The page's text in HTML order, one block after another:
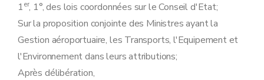
1er, 1°, des lois coordonnées sur le Conseil d'Etat;
Sur la proposition conjointe des Ministres ayant la
Gestion aéroportuaire, les Transports, l'Equipement et
l'Environnement dans leurs attributions;
Après délibération,